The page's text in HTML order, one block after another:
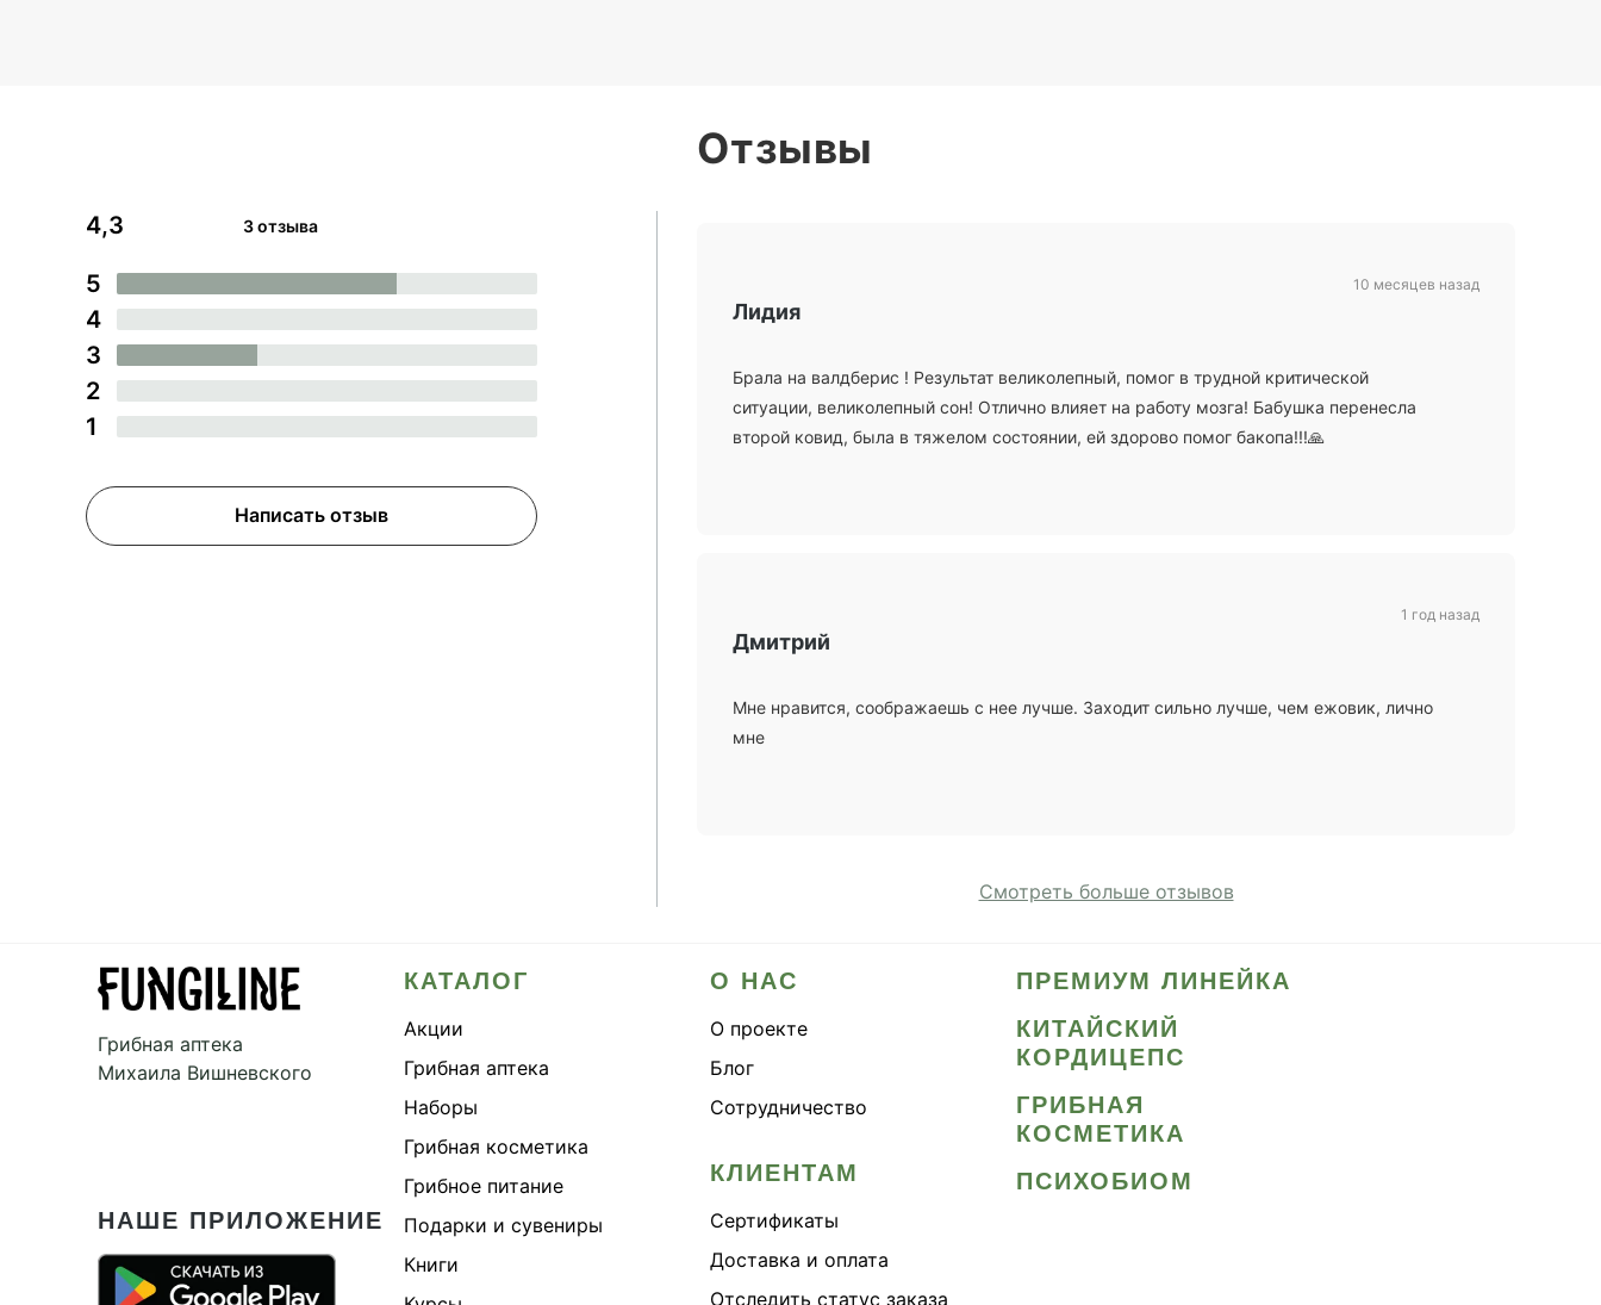
4,3 3 отзыва
5
4
3
2
1
Написать отзыв
Отзывы
Лидия
Брала на валдберис ! Результат великолепный, помог в трудной критической
ситуации, великолепный сон! Отлично влияет на работу мозга! Бабушка перенесла
второй ковид, была в тяжелом состоянии, ей здорово помог бакопа!!!🙏
10 месяцев назад
Дмитрий
Мне нравится, соображаешь с нее лучше. Заходит сильно лучше, чем ежовик, лично
мне
1 год назад
Смотреть больше отзывов
Грибная аптека
Михаила Вишневского
НАШЕ ПРИЛОЖЕНИЕ
КАТАЛОГ
Акции
Грибная аптека
Наборы
Грибная косметика
Грибное питание
Подарки и сувениры
Книги
О НАС
О проекте
Блог
Сотрудничество
КЛИЕНТАМ
Сертификаты
Доставка и оплата
Отследить статус заказа
ПРЕМИУМ ЛИНЕЙКА
КИТАЙСКИЙ
КОРДИЦЕПС
ГРИБНАЯ
КОСМЕТИКА
ПСИХОБИОМ